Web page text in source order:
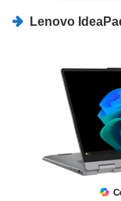
Lenovo